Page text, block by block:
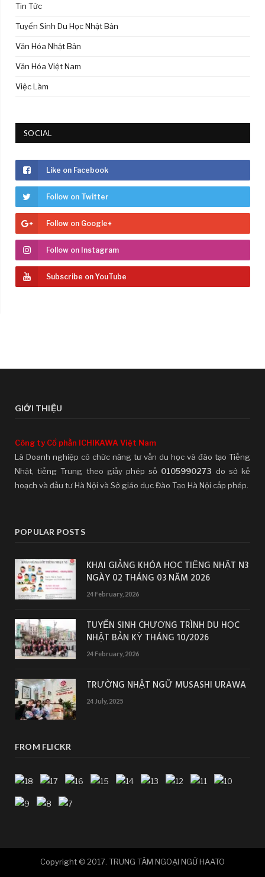
Tin Tức
Tuyển Sinh Du Học Nhật Bản
Văn Hóa Nhật Bản
Văn Hóa Việt Nam
Việc Làm
SOCIAL
Like on Facebook
Follow on Twitter
Follow on Google+
Follow on Instagram
Subscribe on YouTube
GIỚI THIỆU
Công ty Cổ phần ICHIKAWA Việt Nam
Là Doanh nghiệp có chức năng tư vấn du học và đào tạo Tiếng
Nhật, tiếng Trung theo giấy phép số 0105990273 do sở kế
hoạch và đầu tư Hà Nội và Sở giáo dục Đào Tạo Hà Nội cấp phép.
POPULAR POSTS
KHAI GIẢNG KHÓA HỌC TIẾNG NHẬT N3
NGÀY 02 THÁNG 03 NĂM 2026
24 February, 2026
TUYỂN SINH CHƯƠNG TRÌNH DU HỌC
NHẬT BẢN KỲ THÁNG 10/2026
24 February, 2026
TRƯỜNG NHẬT NGỮ MUSASHI URAWA
24 July, 2025
FROM FLICKR
Copyright © 2017. TRUNG TÂM NGOẠI NGỮ HAATO